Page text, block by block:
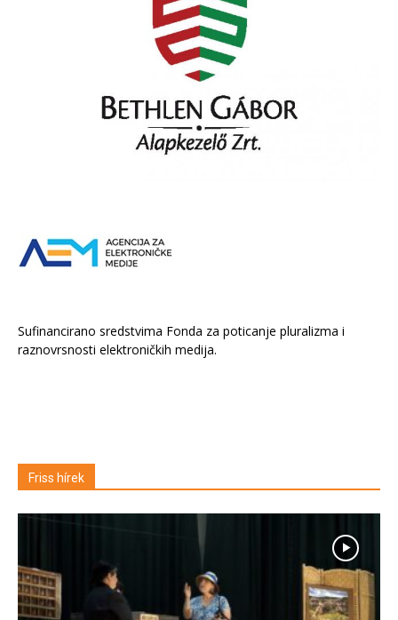
Sufinancirano sredstvima Fonda za poticanje pluralizma i
raznovrsnosti elektroničkih medija.
Friss hírek